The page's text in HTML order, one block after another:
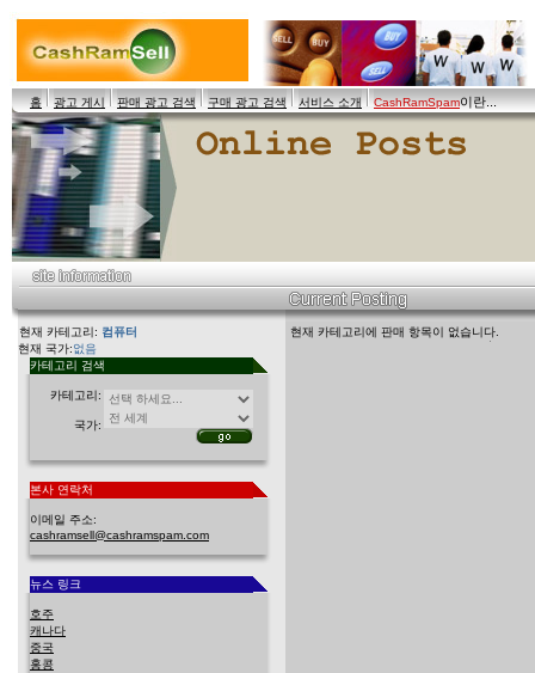
홈 광고 게시 판매 광고 검색 구매 광고 검색 서비스 소개 CashRamSpam이란...
현재 카테고리: 컴퓨터
현재 국가:없음
카테고리 검색
카테고리:
국가:
본사 연락처
이메일 주소:
cashramsell@cashramspam.com
뉴스 링크
호주
캐나다
중국
홍콩
현재 카테고리에 판매 항목이 없습니다.